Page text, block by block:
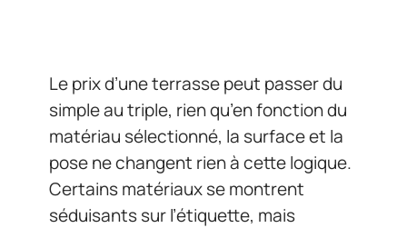
Le prix d’une terrasse peut passer du
simple au triple, rien qu’en fonction du
matériau sélectionné, la surface et la
pose ne changent rien à cette logique.
Certains matériaux se montrent
séduisants sur l’étiquette, mais